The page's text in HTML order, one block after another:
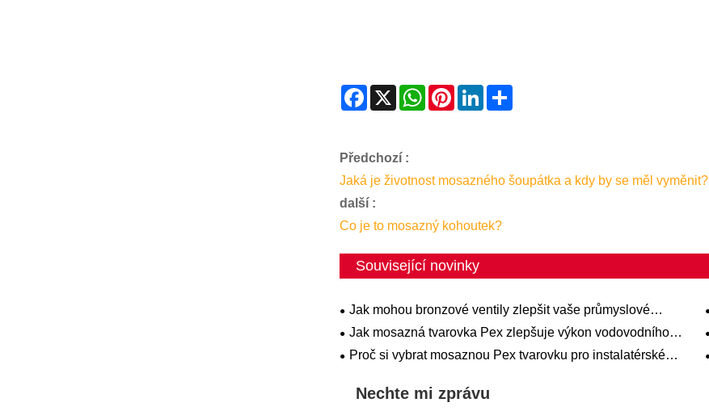
Facebook
X WhatsAppPinterestLinkedIn
Předchozí :
Jaká je životnost mosazného šoupátka a kdy by se měl vyměnit?
další :
Co je to mosazný kohoutek?
Související novinky
Jak mohou bronzové ventily zlepšit vaše průmyslové
systémy?
Jak mosazná tvarovka Pex zlepšuje výkon vodovodního
systému?
Proč si vybrat mosaznou Pex tvarovku pro instalatérské
Nechte mi zprávu